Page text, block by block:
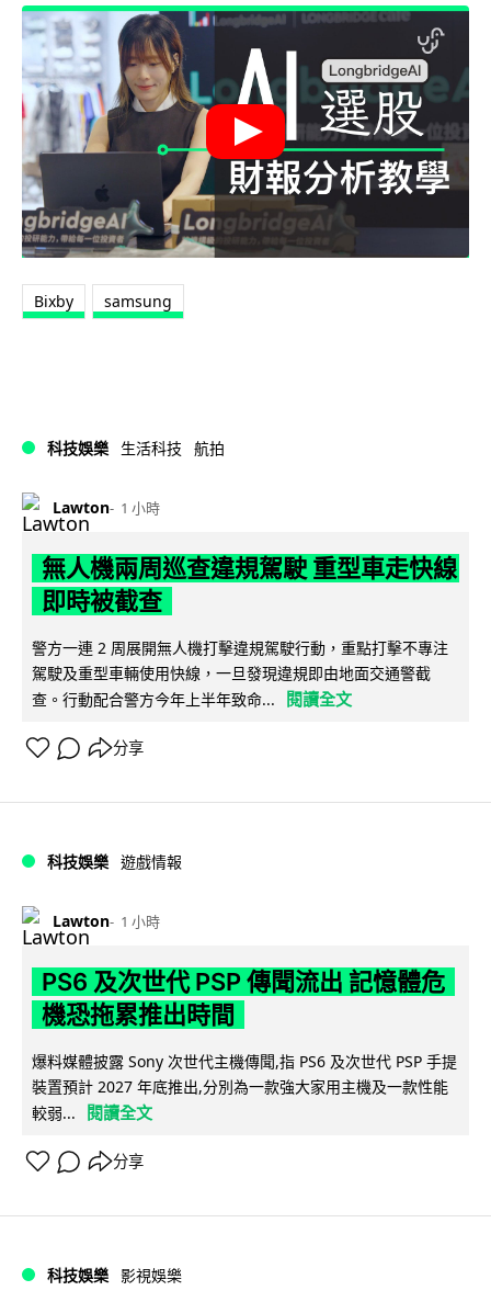
Bixby samsung
科技娛樂 生活科技 航拍
Lawton 1 小時
無人機兩周巡查違規駕駛 重型車走快線
即時被截查
警方一連 2 周展開無人機打擊違規駕駛行動，重點打擊不專注
駕駛及重型車輛使用快線，一旦發現違規即由地面交通警截
查。行動配合警方今年上半年致命...
閱讀全文
分享
科技娛樂 遊戲情報
Lawton 1 小時
PS6 及次世代 PSP 傳聞流出 記憶體危
機恐拖累推出時間
爆料媒體披露 Sony 次世代主機傳聞,指 PS6 及次世代 PSP 手提
裝置預計 2027 年底推出,分別為一款強大家用主機及一款性能
較弱...
閱讀全文
分享
科技娛樂 影視娛樂